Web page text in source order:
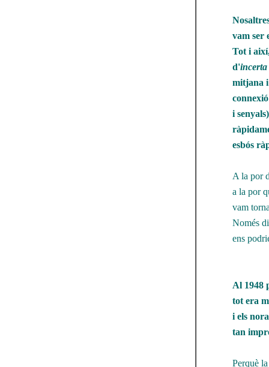
vam ser
Tot i
d'
mitjana i
i
esbós
A la por
a la por
vam
Només
ens
Al 1948
tot era
i els
tan
Perquè